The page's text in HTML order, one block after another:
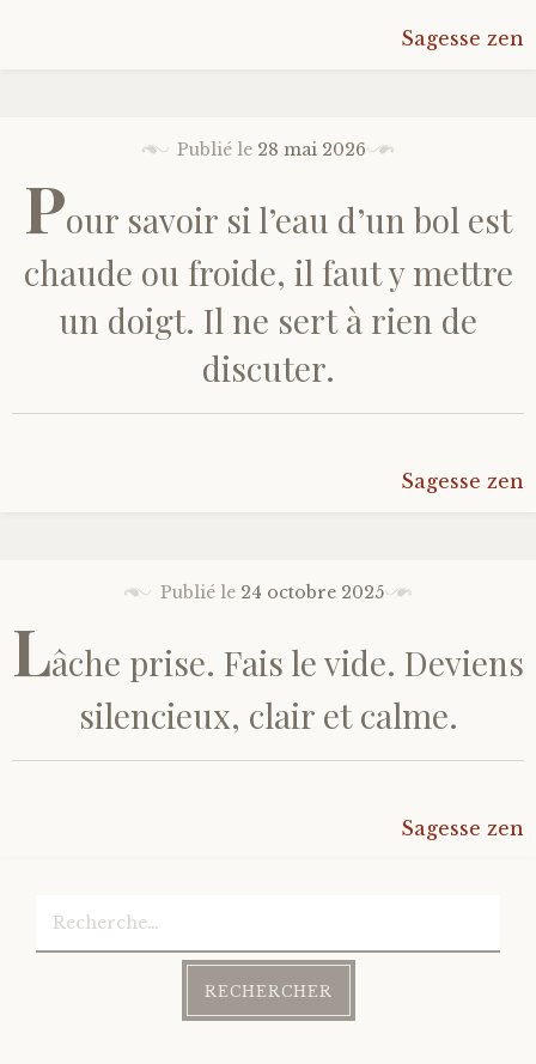
Altruisme
Sagesse zen
Publié le 28 mai 2026
Pour savoir si l’eau d’un bol est
chaude ou froide, il faut y mettre
un doigt. Il ne sert à rien de
discuter.
Sagesse zen
Publié le 24 octobre 2025
Lâche prise. Fais le vide. Deviens
silencieux, clair et calme.
Sagesse zen